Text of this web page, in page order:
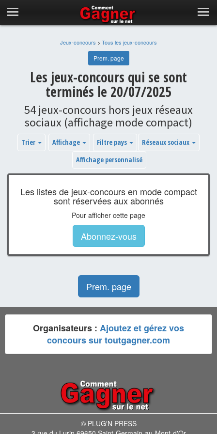
Jeux-concours > Tous les jeux-concours
Prem. page
Les jeux-concours qui se sont
terminés le 20/07/2025
54 jeux-concours hors jeux réseaux
sociaux (affichage mode compact)
Trier Affichage Filtre pays
Réseaux sociaux
Affichage personnalisé
Les listes de jeux-concours en mode compact
sont réservées aux abonnés
Pour afficher cette page
Abonnez-vous
Prem. page
Organisateurs : Ajoutez et gérez vos
concours sur toutgagner.com
© PLUG'N PRESS